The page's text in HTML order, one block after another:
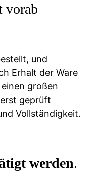
vorab
und
Erhalt der Ware
großen
geprüft
Vollständigkeit.
werden.